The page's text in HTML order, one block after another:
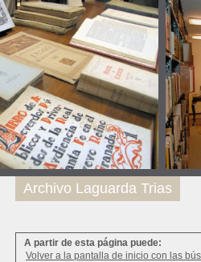
A partir de esta página puede:
Volver a la pantalla de inicio con las
Archivo Laguarda Trias